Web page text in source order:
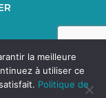
la meilleure
à utiliser ce
Politique de
speaker_notes